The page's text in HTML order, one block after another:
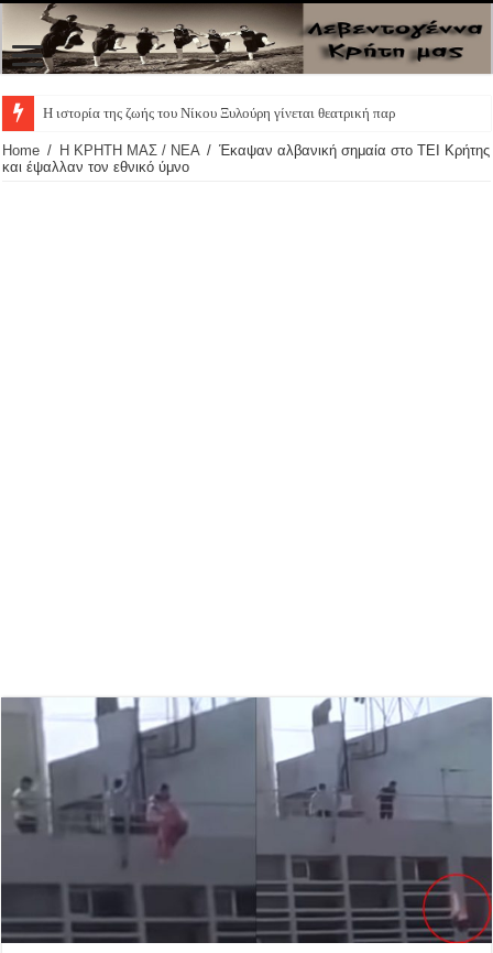
Η ιστορία της ζωής του Νίκου Ξυλούρη γίνεται θεατρική παράστασ
Home / Η ΚΡΗΤΗ ΜΑΣ / ΝΕΑ / Έκαψαν αλβανική σημαία στο ΤΕΙ Κρήτης
και έψαλλαν τον εθνικό ύμνο